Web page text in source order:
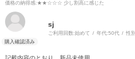
価格の納得感:★★☆☆☆ 少し割高に感じた
sj
ご利用回数:始めて 年代:50代 性